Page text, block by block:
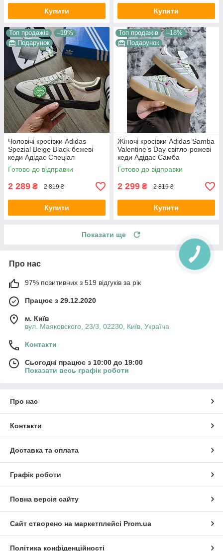
Купити Купити
Топ продажів
–19%
Подарунок
Чоловічі кросівки Adidas
Spezial Beige Black бежеві
кеди Адідас Спеціал
натуральна замша шкіра
демісезон для чоловіків
В'єтнам
Готово до відправки
2 289 ₴ 2 819 ₴
Купити
Топ продажів
–18%
Подарунок
Жіночі кросівки Adidas Samba
Valentine’s Day світло-рожеві
кеди Адідас Самба
Валентайнс Дей замша
демісезон для дівчат В'єтнам
Готово до відправки
2 299 ₴ 2 819 ₴
Купити
Показати ще
Про нас
97% позитивних з 519 відгуків за рік
Працює з 29.12.2020
м. Київ
вул. Маяковского, 23/3, 02230, Київ, Україна
Контакти
Сьогодні працює з 10:00 до 19:00
Показати весь графік роботи
Про нас
Контакти
Доставка та оплата
Графік роботи
Повна версія сайту
Сайт створено на маркетплейсі Prom.ua
Політика конфіденційності